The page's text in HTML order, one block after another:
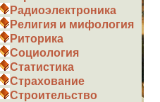
Радиоэлектроника
Религия и мифология
Риторика
Социология
Статистика
Страхование
Строительство